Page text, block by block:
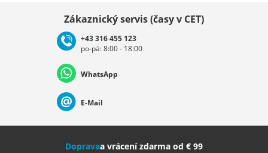
Deutschland Österreich
Nederland Italia (Italiano) Italien (Deutsch)
Zákaznický servis (časy v CET)
+43 316 455 123
po-pá: 8:00 - 18:00
WhatsApp
E-Mail
Dopravaa vrácení zdarma od € 99